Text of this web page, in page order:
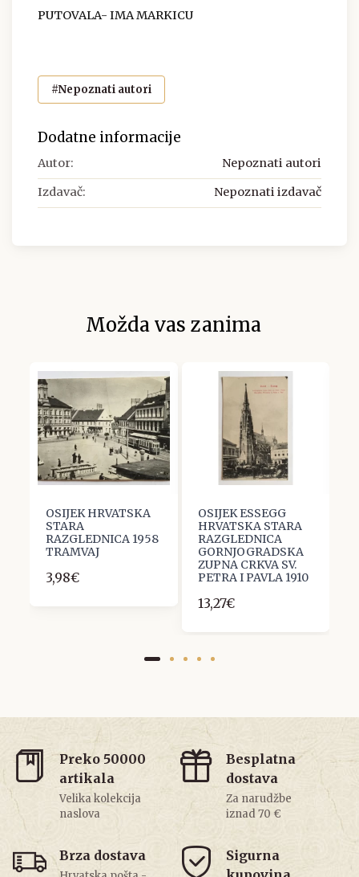
PUTOVALA- IMA MARKICU
#Nepoznati autori
Dodatne informacije
Autor: Nepoznati autori
Izdavač: Nepoznati izdavač
Možda vas zanima
OSIJEK HRVATSKA
STARA
RAZGLEDNICA 1958
TRAMVAJ
3,98€
OSIJEK ESSEGG
HRVATSKA STARA
RAZGLEDNICA
GORNJOGRADSKA
ZUPNA CRKVA SV.
PETRA I PAVLA 1910
13,27€
Preko 50000
artikala
Velika kolekcija
naslova
Besplatna
dostava
Za narudžbe
iznad 70 €
Brza dostava
Sigurna